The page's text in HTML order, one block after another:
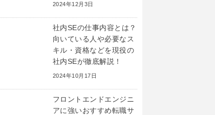
2024年12月3日
社内SEの仕事内容とは？
向いている人や必要なス
キル・資格などを現役の
社内SEが徹底解説！
2024年10月17日
フロントエンドエンジニ
アに強いおすすめ転職サ